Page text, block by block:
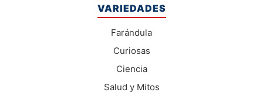
VARIEDADES
Farándula
Curiosas
Ciencia
Salud y Mitos